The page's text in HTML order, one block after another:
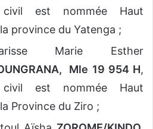
civil est nommée Haut
province du Yatenga ;
Marie Esther
Mle 19 954 H,
civil est nommée Haut
Province du Ziro ;